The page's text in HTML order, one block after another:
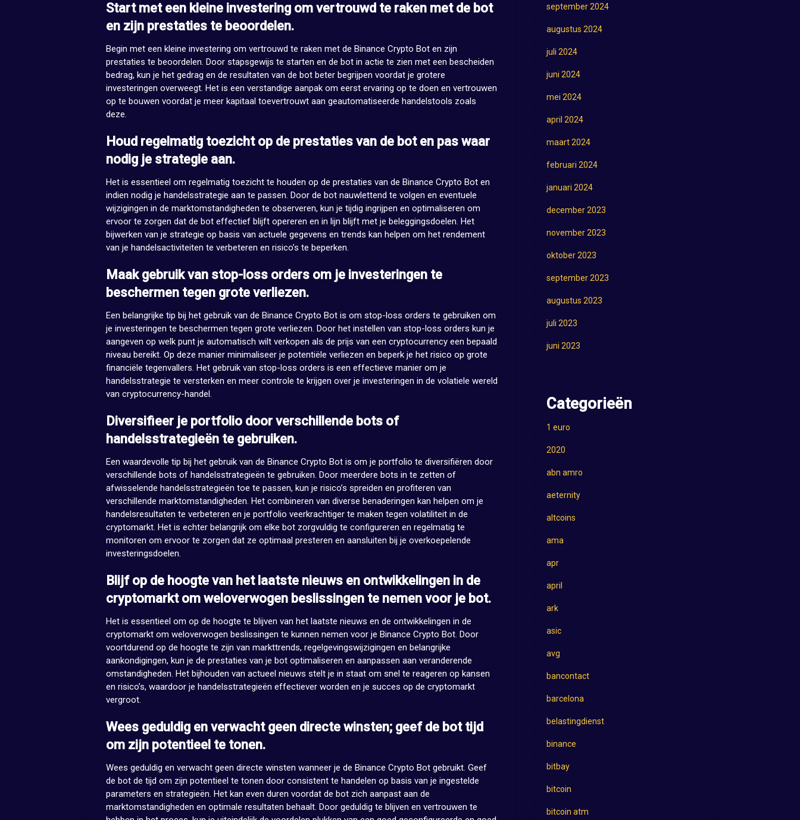
Start met een kleine investering om vertrouwd te raken met de bot
en zijn prestaties te beoordelen.
Begin met een kleine investering om vertrouwd te raken met de Binance Crypto Bot en zijn
prestaties te beoordelen. Door stapsgewijs te starten en de bot in actie te zien met een bescheiden
bedrag, kun je het gedrag en de resultaten van de bot beter begrijpen voordat je grotere
investeringen overweegt. Het is een verstandige aanpak om eerst ervaring op te doen en vertrouwen
op te bouwen voordat je meer kapitaal toevertrouwt aan geautomatiseerde handelstools zoals
deze.
Houd regelmatig toezicht op de prestaties van de bot en pas waar
nodig je strategie aan.
Het is essentieel om regelmatig toezicht te houden op de prestaties van de Binance Crypto Bot en
indien nodig je handelsstrategie aan te passen. Door de bot nauwlettend te volgen en eventuele
wijzigingen in de marktomstandigheden te observeren, kun je tijdig ingrijpen en optimaliseren om
ervoor te zorgen dat de bot effectief blijft opereren en in lijn blijft met je beleggingsdoelen. Het
bijwerken van je strategie op basis van actuele gegevens en trends kan helpen om het rendement
van je handelsactiviteiten te verbeteren en risico’s te beperken.
Maak gebruik van stop-loss orders om je investeringen te
beschermen tegen grote verliezen.
Een belangrijke tip bij het gebruik van de Binance Crypto Bot is om stop-loss orders te gebruiken om
je investeringen te beschermen tegen grote verliezen. Door het instellen van stop-loss orders kun je
aangeven op welk punt je automatisch wilt verkopen als de prijs van een cryptocurrency een bepaald
niveau bereikt. Op deze manier minimaliseer je potentiële verliezen en beperk je het risico op grote
financiële tegenvallers. Het gebruik van stop-loss orders is een effectieve manier om je
handelsstrategie te versterken en meer controle te krijgen over je investeringen in de volatiele wereld
van cryptocurrency-handel.
Diversifieer je portfolio door verschillende bots of
handelsstrategieën te gebruiken.
Een waardevolle tip bij het gebruik van de Binance Crypto Bot is om je portfolio te diversifiëren door
verschillende bots of handelsstrategieën te gebruiken. Door meerdere bots in te zetten of
afwisselende handelsstrategieën toe te passen, kun je risico’s spreiden en profiteren van
verschillende marktomstandigheden. Het combineren van diverse benaderingen kan helpen om je
handelsresultaten te verbeteren en je portfolio veerkrachtiger te maken tegen volatiliteit in de
cryptomarkt. Het is echter belangrijk om elke bot zorgvuldig te configureren en regelmatig te
monitoren om ervoor te zorgen dat ze optimaal presteren en aansluiten bij je overkoepelende
investeringsdoelen.
Blijf op de hoogte van het laatste nieuws en ontwikkelingen in de
cryptomarkt om weloverwogen beslissingen te nemen voor je bot.
Het is essentieel om op de hoogte te blijven van het laatste nieuws en de ontwikkelingen in de
cryptomarkt om weloverwogen beslissingen te kunnen nemen voor je Binance Crypto Bot. Door
voortdurend op de hoogte te zijn van markttrends, regelgevingswijzigingen en belangrijke
aankondigingen, kun je de prestaties van je bot optimaliseren en aanpassen aan veranderende
omstandigheden. Het bijhouden van actueel nieuws stelt je in staat om snel te reageren op kansen
en risico’s, waardoor je handelsstrategieën effectiever worden en je succes op de cryptomarkt
vergroot.
Wees geduldig en verwacht geen directe winsten; geef de bot tijd
om zijn potentieel te tonen.
Wees geduldig en verwacht geen directe winsten wanneer je de Binance Crypto Bot gebruikt. Geef
de bot de tijd om zijn potentieel te tonen door consistent te handelen op basis van je ingestelde
parameters en strategieën. Het kan even duren voordat de bot zich aanpast aan de
marktomstandigheden en optimale resultaten behaalt. Door geduldig te blijven en vertrouwen te
september 2024
augustus 2024
juli 2024
juni 2024
mei 2024
april 2024
maart 2024
februari 2024
januari 2024
december 2023
november 2023
oktober 2023
september 2023
augustus 2023
juli 2023
juni 2023
Categorieën
1 euro
2020
abn amro
aeternity
altcoins
ama
apr
april
ark
asic
avg
bancontact
barcelona
belastingdienst
binance
bitbay
bitcoin
bitcoin atm